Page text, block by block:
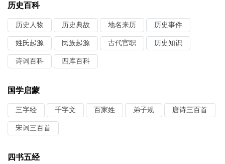
历史百科
历史人物 历史典故 地名来历 历史事件
姓氏起源 民族起源 古代官职 历史知识
诗词百科 四库百科
国学启蒙
三字经 千字文 百家姓 弟子规 唐诗三百首
宋词三百首
四书五经